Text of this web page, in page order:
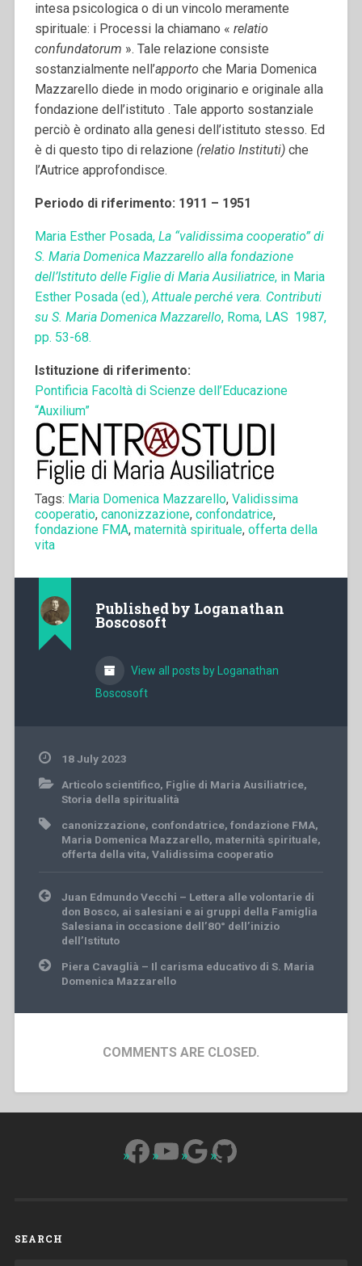
intesa psicologica o di un vincolo meramente
spirituale: i Processi la chiamano « relatio
confundatorum ». Tale relazione consiste
sostanzialmente nell’apporto che Maria Domenica
Mazzarello diede in modo originario e originale alla
fondazione dell’istituto . Tale apporto sostanziale
perciò è ordinato alla genesi dell’istituto stesso. Ed
è di questo tipo di relazione (relatio Instituti) che
l’Autrice approfondisce.
Periodo di riferimento: 1911 – 1951
Maria Esther Posada, La “validissima cooperatio” di
S. Maria Domenica Mazzarello alla fondazione
dell’Istituto delle Figlie di Maria Ausiliatrice, in Maria
Esther Posada (ed.),Attuale perché vera. Contributi
su S. Maria Domenica Mazzarello, Roma, LAS 1987,
pp. 53-68.
Istituzione di riferimento:
Pontificia Facoltà di Scienze dell’Educazione
“Auxilium”
Tags: Maria Domenica Mazzarello, Validissima
cooperatio, canonizzazione, confondatrice,
fondazione FMA, maternità spirituale, offerta della
vita
Published by Loganathan
Boscosoft
View all posts by Loganathan
Boscosoft
18 July 2023
Articolo scientifico, Figlie di Maria Ausiliatrice,
Storia della spiritualità
canonizzazione, confondatrice, fondazione FMA,
Maria Domenica Mazzarello, maternità spirituale,
offerta della vita, Validissima cooperatio
Post
navigation
Juan Edmundo Vecchi – Lettera alle volontarie di
don Bosco, ai salesiani e ai gruppi della Famiglia
Salesiana in occasione dell’80° dell’inizio
dell’Istituto
Piera Cavaglià – Il carisma educativo di S. Maria
Domenica Mazzarello
COMMENTS ARE CLOSED.
Facebook
YouTube
Google
GitHub
SEARCH